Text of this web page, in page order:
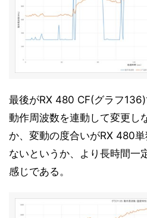
最後がRX 480 CF(グラフ
動作周波数を連動して変更し
か、変動の度合いがRX 480
ないというか、より長時間一
感じである。